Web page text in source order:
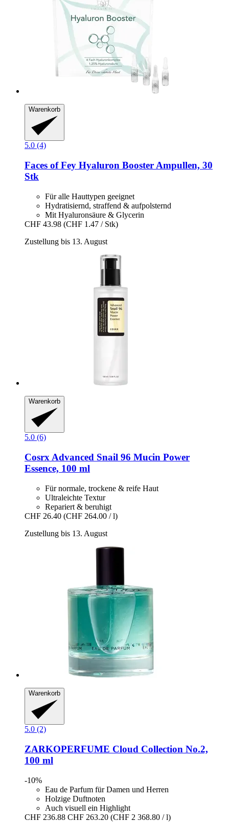
Warenkorb
5.0 (4)
Faces of Fey Hyaluron Booster Ampullen, 30
Stk
Für alle Hauttypen geeignet
Hydratisiernd, straffend & aufpolsternd
Mit Hyaluronsäure & Glycerin
CHF 43.98 (CHF 1.47 / Stk)
Zustellung bis 13. August
Warenkorb
5.0 (6)
Cosrx Advanced Snail 96 Mucin Power
Essence, 100 ml
Für normale, trockene & reife Haut
Ultraleichte Textur
Repariert & beruhigt
CHF 26.40 (CHF 264.00 / l)
Zustellung bis 13. August
Warenkorb
5.0 (2)
ZARKOPERFUME Cloud Collection No.2,
100 ml
-10%
Eau de Parfum für Damen und Herren
Holzige Duftnoten
Auch visuell ein Highlight
CHF 236.88 CHF 263.20 (CHF 2 368.80 / l)